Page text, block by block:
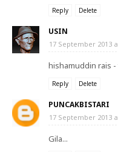
Reply Delete
USIN
17 September 2013
hishamuddin rais
Reply Delete
PUNCAKBISTARI
17 September 2013
Gila...